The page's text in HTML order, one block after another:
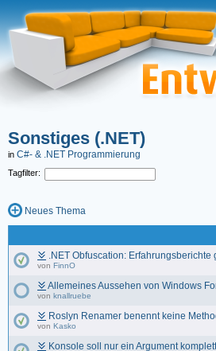
Sonstiges (.NET)
in C#- & .NET Programmierung
Tagfilter:
Neues Thema
.NET Obfuscation: Erfahrungsberichte
von FinnO
Allemeines Aussehen von Windows
von knallruebe
Roslyn Renamer benennt keine
von Kasko
Konsole soll nur ein Argument